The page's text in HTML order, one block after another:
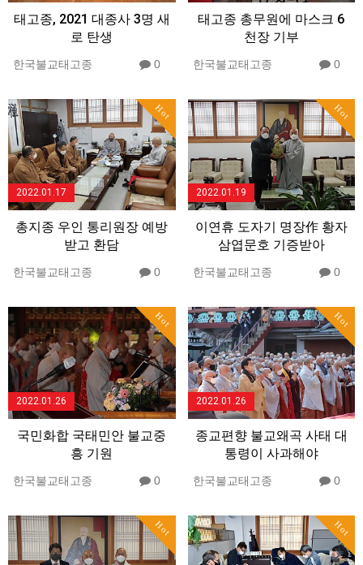
태고종, 2021 대종사 3명 새
로 탄생
한국불교태고종 0
태고종 총무원에 마스크 6
천장 기부
한국불교태고종 0
Hot
2022.01.17
총지종 우인 통리원장 예방
받고 환담
한국불교태고종 0
Hot
2022.01.19
이연휴 도자기 명장作 황자
삼엽문호 기증받아
한국불교태고종 0
Hot
2022.01.26
국민화합 국태민안 불교중
흥 기원
한국불교태고종 0
Hot
2022.01.26
종교편향 불교왜곡 사태 대
통령이 사과해야
한국불교태고종 0
Hot Hot